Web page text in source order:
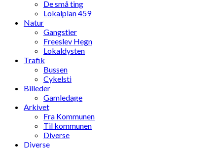
De små ting
Lokalplan 459
Natur
Gangstier
Freeslev Hegn
Lokaldysten
Trafik
Bussen
Cykelsti
Billeder
Gamledage
Arkivet
Fra Kommunen
Til kommunen
Diverse
Diverse